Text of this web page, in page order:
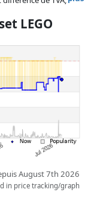
la dernière mise
des
qu'à prix égaux
LEGO
August 7th 2026
in price tracking/graph